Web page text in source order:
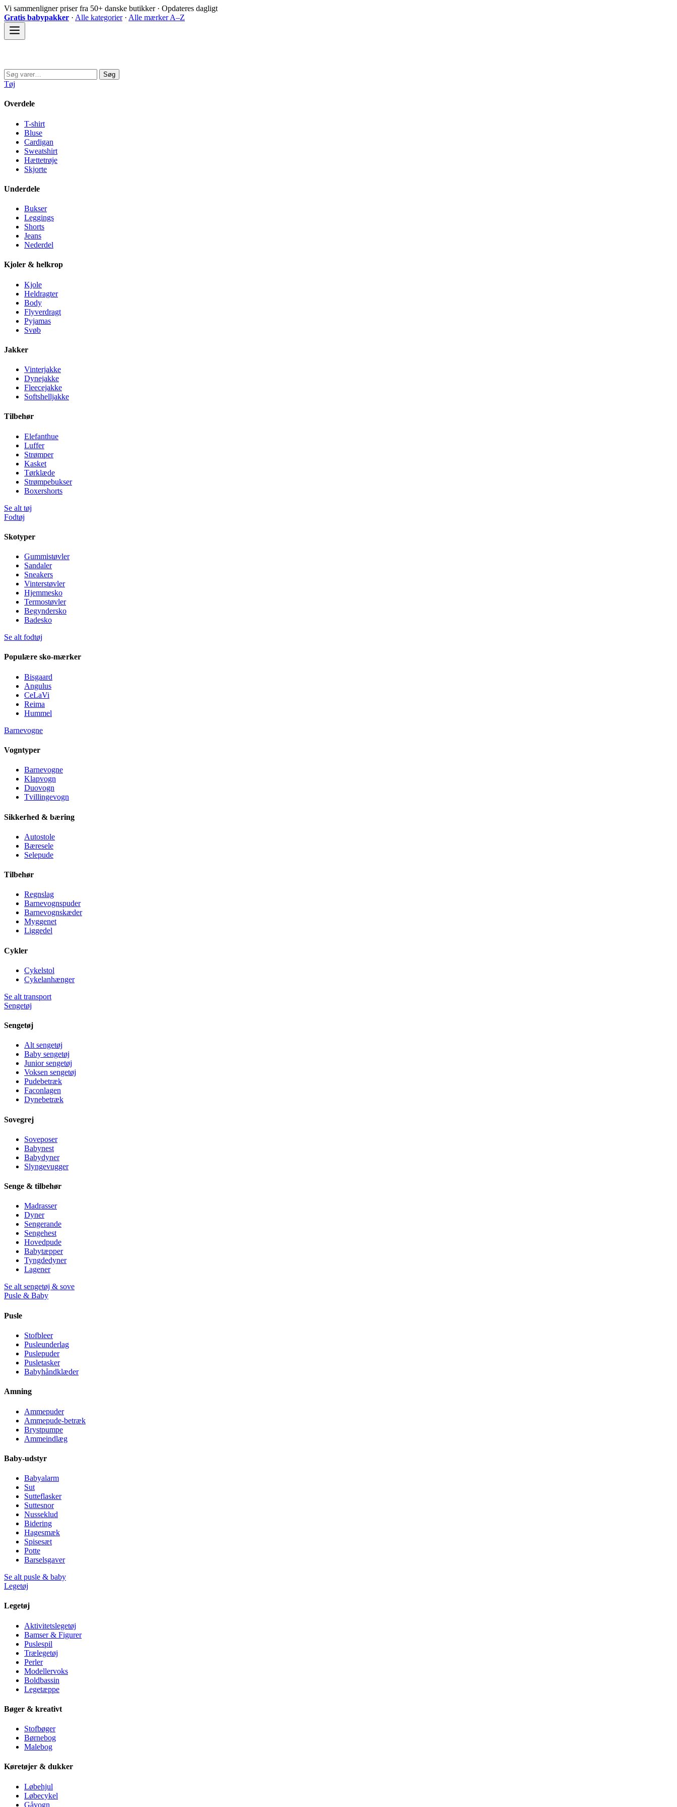
Spring
til
indhold
Vi sammenligner priser fra 50+ danske butikker · Opdateres dagligt
Gratis babypakker · Alle kategorier· Alle mærker A–Z
Søg
efter:
Søg
Tøj
Overdele
T-shirt
Bluse
Cardigan
Sweatshirt
Hættetrøje
Skjorte
Underdele
Bukser
Leggings
Shorts
Jeans
Nederdel
Kjoler & helkrop
Kjole
Heldragter
Body
Flyverdragt
Pyjamas
Svøb
Jakker
Vinterjakke
Dynejakke
Fleecejakke
Softshelljakke
Tilbehør
Elefanthue
Luffer
Strømper
Kasket
Tørklæde
Strømpebukser
Boxershorts
Se alt tøj
Fodtøj
Skotyper
Gummistøvler
Sandaler
Sneakers
Vinterstøvler
Hjemmesko
Termostøvler
Begyndersko
Badesko
Se alt fodtøj
Populære sko-mærker
Bisgaard
Angulus
CeLaVi
Reima
Hummel
Barnevogne
Vogntyper
Barnevogne
Klapvogn
Duovogn
Tvillingevogn
Sikkerhed & bæring
Autostole
Bæresele
Selepude
Tilbehør
Regnslag
Barnevognspuder
Barnevognskæder
Myggenet
Liggedel
Cykler
Cykelstol
Cykelanhænger
Se alt transport
Sengetøj
Sengetøj
Alt sengetøj
Baby sengetøj
Junior sengetøj
Voksen sengetøj
Pudebetræk
Faconlagen
Dynebetræk
Sovegrej
Soveposer
Babynest
Babydyner
Slyngevugger
Senge & tilbehør
Madrasser
Dyner
Sengerande
Sengehest
Hovedpude
Babytæpper
Tyngdedyner
Lagener
Se alt sengetøj & sove
Pusle & Baby
Pusle
Stofbleer
Pusleunderlag
Puslepuder
Pusletasker
Babyhåndklæder
Amning
Ammepuder
Ammepude-betræk
Brystpumpe
Ammeindlæg
Baby-udstyr
Babyalarm
Sut
Sutteflasker
Suttesnor
Nusseklud
Bidering
Hagesmæk
Spisesæt
Potte
Barselsgaver
Se alt pusle & baby
Legetøj
Legetøj
Aktivitetslegetøj
Bamser & Figurer
Puslespil
Trælegetøj
Perler
Modellervoks
Boldbassin
Legetæppe
Bøger & kreativt
Stofbøger
Børnebog
Malebog
Køretøjer & dukker
Løbehjul
Løbecykel
Gåvogn